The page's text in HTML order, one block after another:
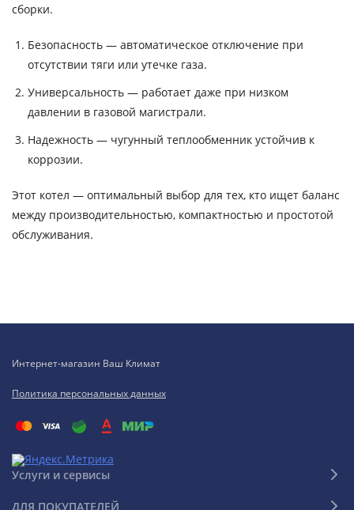
сборки.
Безопасность — автоматическое отключение при
отсутствии тяги или утечке газа.
Универсальность — работает даже при низком
давлении в газовой магистрали.
Надежность — чугунный теплообменник устойчив к
коррозии.
Этот котел — оптимальный выбор для тех, кто ищет баланс
между производительностью, компактностью и простотой
обслуживания.
Интернет-магазин Ваш Климат
Политика персональных данных
Услуги и сервисы
ДЛЯ ПОКУПАТЕЛЕЙ